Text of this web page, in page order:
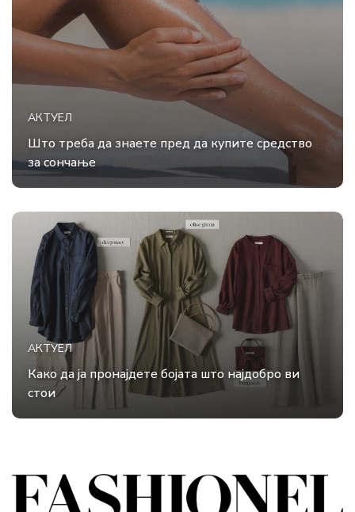
АКТУЕЛ
Што треба да знаете пред да купите средство
за сончање
АКТУЕЛ
Како да ја пронајдете бојата што најдобро ви
стои